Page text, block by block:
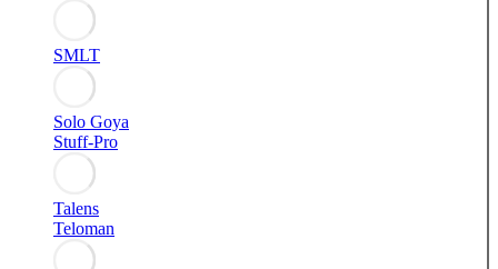
SMLT
Solo Goya
Stuff-Pro
Talens
Teloman